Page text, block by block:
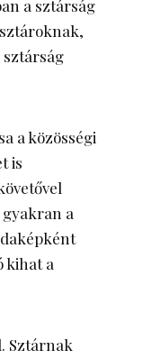
a sztárság
sztárság
a közösségi
is
a
kihat a
Sztárnak